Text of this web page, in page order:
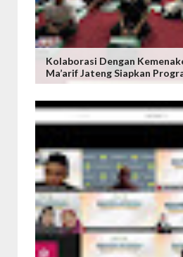
Kolaborasi Dengan
Ma’arif Jateng Siapkan